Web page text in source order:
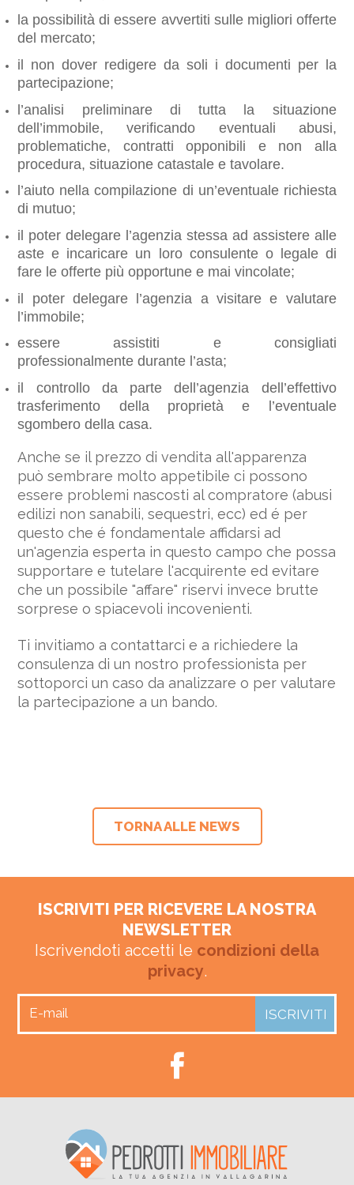
la possibilità di essere avvertiti sulle migliori offerte
del mercato;
il non dover redigere da soli i documenti per la
partecipazione;
l’analisi preliminare di tutta la situazione
dell’immobile, verificando eventuali abusi,
problematiche, contratti opponibili e non alla
procedura, situazione catastale e tavolare.
l’aiuto nella compilazione di un’eventuale richiesta
di mutuo;
il poter delegare l’agenzia stessa ad assistere alle
aste e incaricare un loro consulente o legale di
fare le offerte più opportune e mai vincolate;
il poter delegare l’agenzia a visitare e valutare
l’immobile;
essere assistiti e consigliati
professionalmente durante l’asta;
il controllo da parte dell’agenzia dell’effettivo
trasferimento della proprietà e l’eventuale
sgombero della casa.
Anche se il prezzo di vendita all'apparenza
può sembrare molto appetibile ci possono
essere problemi nascosti al compratore (abusi
edilizi non sanabili, sequestri, ecc) ed é per
questo che é fondamentale affidarsi ad
un'agenzia esperta in questo campo che possa
supportare e tutelare l'acquirente ed evitare
che un possibile "affare" riservi invece brutte
sorprese o spiacevoli incovenienti.
Ti invitiamo a contattarci e a richiedere la
consulenza di un nostro professionista per
sottoporci un caso da analizzare o per valutare
la partecipazione a un bando.
TORNA ALLE NEWS
ISCRIVITI PER RICEVERE LA NOSTRA
NEWSLETTER
Iscrivendoti accetti le condizioni della
privacy.